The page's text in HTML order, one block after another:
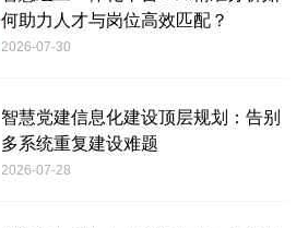
何助力人才与岗位高效匹配？
2026-07-30
智慧党建信息化建设顶层规划：告别
多系统重复建设难题
2026-07-28